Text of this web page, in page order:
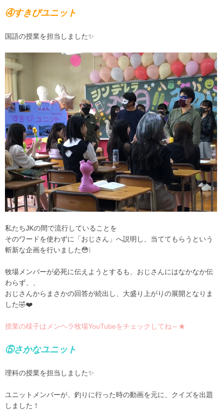
④すきぴユニット
国語の授業を担当しました✨
私たちJKの間で流行していることを
そのワードを使わずに「おじさん」へ説明し、当ててもらうという
斬新な企画を行いました😳❕
牧場メンバーが必死に伝えようとするも、おじさんにはなかなか伝
わらず、、
おじさんからまさかの回答が続出し、大盛り上がりの展開となりま
した🤣❤️
授業の様子はメンヘラ牧場YouTubeをチェックしてね～★
⑤さかなユニット
理科の授業を担当しました✨
ユニットメンバーが、釣りに行った時の動画を元に、クイズを出題
しました！